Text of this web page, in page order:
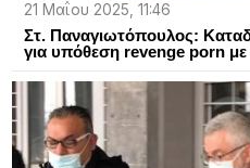
21 Μαΐου 2025, 11:46
Στ. Παναγιωτόπουλος:
για υπόθεση revenge porn